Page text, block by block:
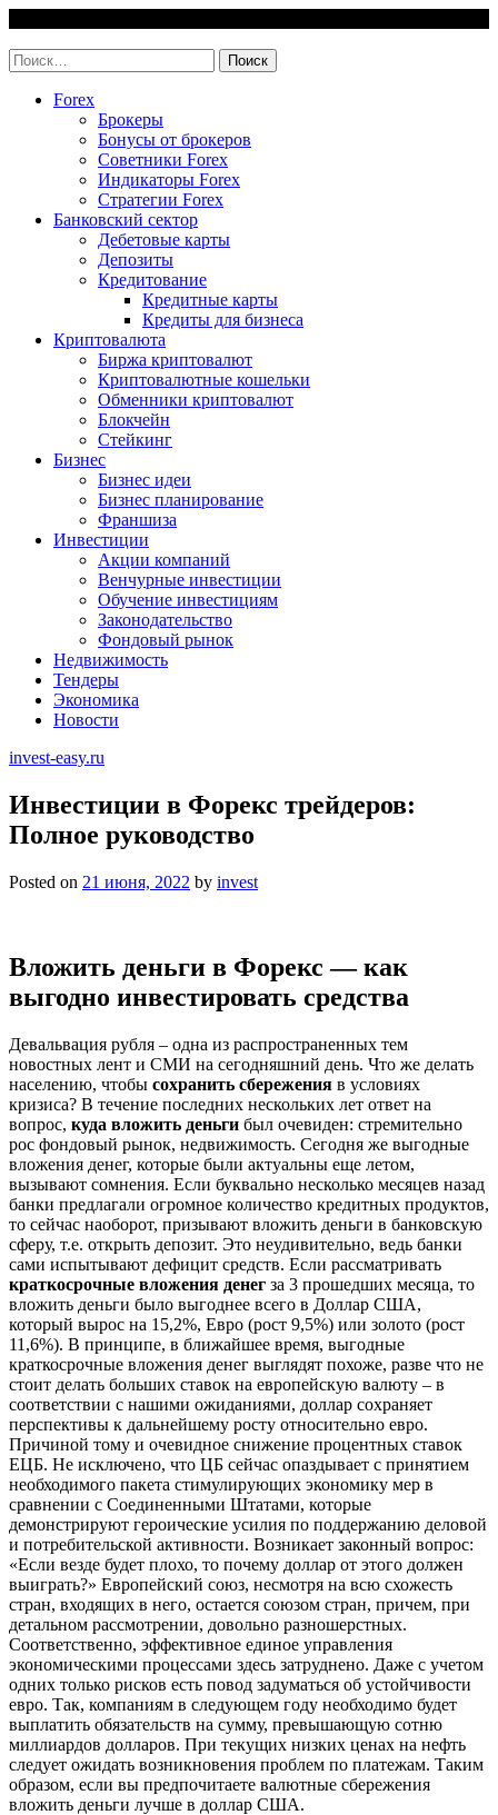
content
Найти:
Forex
Брокеры
Бонусы от брокеров
Советники Forex
Индикаторы Forex
Стратегии Forex
Банковский сектор
Дебетовые карты
Депозиты
Кредитование
Кредитные карты
Кредиты для бизнеса
Криптовалюта
Биржа криптовалют
Криптовалютные кошельки
Обменники криптовалют
Блокчейн
Стейкинг
Бизнес
Бизнес идеи
Бизнес планирование
Франшиза
Инвестиции
Акции компаний
Венчурные инвестиции
Обучение инвестициям
Законодательство
Фондовый рынок
Недвижимость
Тендеры
Экономика
Новости
invest-easy.ru
Инвестиции в Форекс трейдеров:
Полное руководство
Posted on 21 июня, 2022 by invest
Вложить деньги в Форекс — как
выгодно инвестировать средства
Девальвация рубля – одна из распространенных тем
новостных лент и СМИ на сегодняшний день. Что же делать
населению, чтобы сохранить сбережения в условиях
кризиса? В течение последних нескольких лет ответ на
вопрос, куда вложить деньги был очевиден: стремительно
рос фондовый рынок, недвижимость. Сегодня же выгодные
вложения денег, которые были актуальны еще летом,
вызывают сомнения. Если буквально несколько месяцев назад
банки предлагали огромное количество кредитных продуктов,
то сейчас наоборот, призывают вложить деньги в банковскую
сферу, т.е. открыть депозит. Это неудивительно, ведь банки
сами испытывают дефицит средств. Если рассматривать
краткосрочные вложения денег за 3 прошедших месяца, то
вложить деньги было выгоднее всего в Доллар США,
который вырос на 15,2%, Евро (рост 9,5%) или золото (рост
11,6%). В принципе, в ближайшее время, выгодные
краткосрочные вложения денег выглядят похоже, разве что не
стоит делать больших ставок на европейскую валюту – в
соответствии с нашими ожиданиями, доллар сохраняет
перспективы к дальнейшему росту относительно евро.
Причиной тому и очевидное снижение процентных ставок
ЕЦБ. Не исключено, что ЦБ сейчас опаздывает с принятием
необходимого пакета стимулирующих экономику мер в
сравнении с Соединенными Штатами, которые
демонстрируют героические усилия по поддержанию деловой
и потребительской активности. Возникает законный вопрос:
«Если везде будет плохо, то почему доллар от этого должен
выиграть?» Европейский союз, несмотря на всю схожесть
стран, входящих в него, остается союзом стран, причем, при
детальном рассмотрении, довольно разношерстных.
Соответственно, эффективное единое управления
экономическими процессами здесь затруднено. Даже с учетом
одних только рисков есть повод задуматься об устойчивости
евро. Так, компаниям в следующем году необходимо будет
выплатить обязательств на сумму, превышающую сотню
миллиардов долларов. При текущих низких ценах на нефть
следует ожидать возникновения проблем по платежам. Таким
образом, если вы предпочитаете валютные сбережения
вложить деньги лучше в доллар США.